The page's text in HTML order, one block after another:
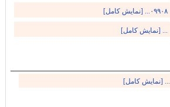
۰۹۹۰۸... [نمایش کامل]
... [نمایش کامل]
... [نمایش کامل]